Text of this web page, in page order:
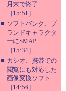
月末で終了
［15:51］
■ ソフトバンク、ブ
ランドキャラクタ
ーにSMAP
［15:34］
■ カシオ、携帯での
閲覧にも対応した
画像変換ソフト
［14:56］